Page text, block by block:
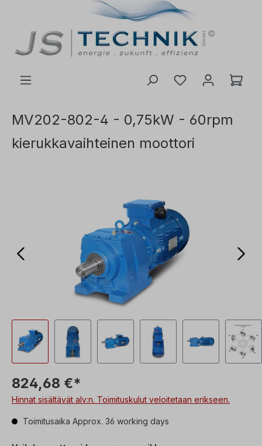
MV202-802-4 - 0,75kW - 60rpm
kierukkavaihteinen moottori
824,68 €*
Hinnat sisältävät alv:n. Toimituskulut veloitetaan erikseen.
Toimitusaika Approx. 36 working days